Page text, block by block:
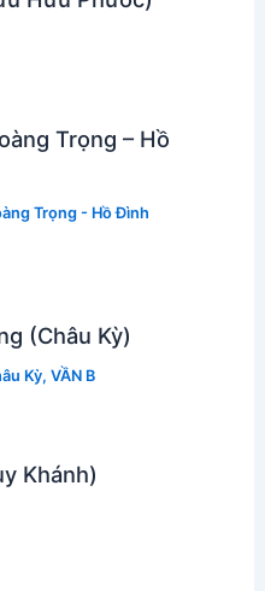
Trọng – Hồ
Trọng - Hồ Đình
(Châu Kỳ)
Kỳ, VẦN B
Khánh)